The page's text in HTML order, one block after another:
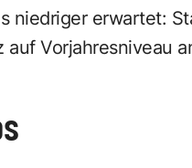
niedriger erwartet:
Vorjahresniveau